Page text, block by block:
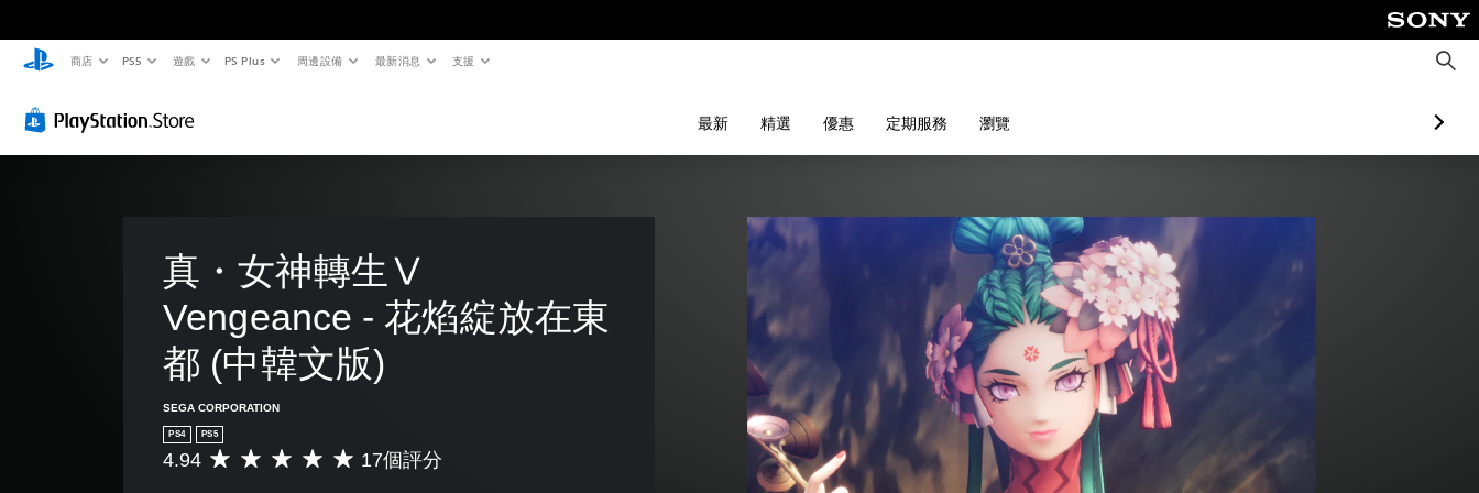
商店 PS5 遊戲 PS Plus 周邊設備 最新消息 支援
搜
尋
最新 精選 優惠 定期服務 瀏覽
真・女神轉生Ⅴ
Vengeance - 花焰綻放在東
都 (中韓文版)
SEGA CORPORATION
PS4 PS5
平
4.94 17個評分